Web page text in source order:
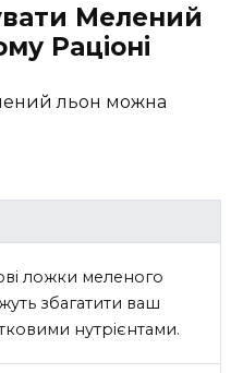
Мелений
Раціоні
льон можна
ложки меленого
збагатити ваш
нутрієнтами.